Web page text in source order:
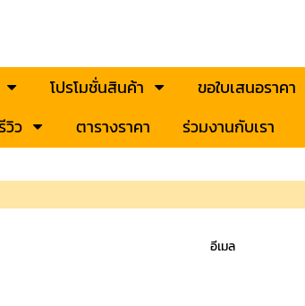
โปรโมชั่นสินค้า ขอใบเสนอราคา
วิว ตารางราคา ร่วมงานกับเรา
อีเมล